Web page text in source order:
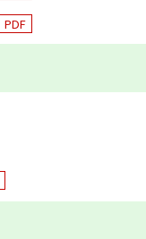
PDF